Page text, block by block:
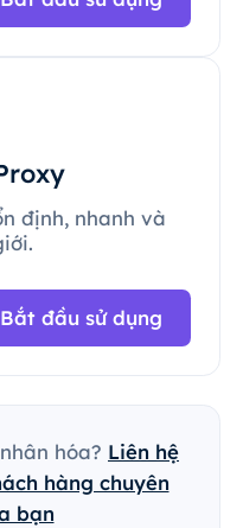
định, nhanh và
Bắt đầu sử dụng
hóa? Liên hệ
hàng chuyên
bạn